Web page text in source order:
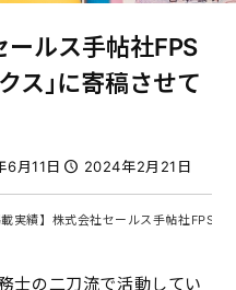
ールス手帖社FPS
ス」に寄稿させて
6月11日 2024年2月21日
載実績】株式会社セールス手帖社FPS
士の二刀流で活動してい